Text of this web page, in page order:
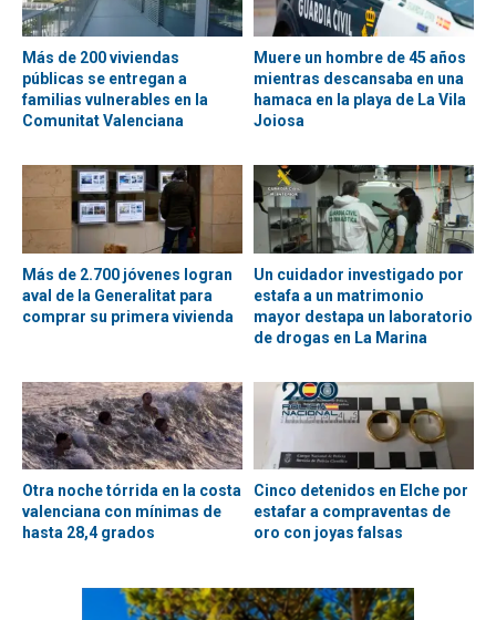
Más de 200 viviendas
públicas se entregan a
familias vulnerables en la
Comunitat Valenciana
Muere un hombre de 45 años
mientras descansaba en una
hamaca en la playa de La Vila
Joiosa
Más de 2.700 jóvenes logran
aval de la Generalitat para
comprar su primera vivienda
Un cuidador investigado por
estafa a un matrimonio
mayor destapa un laboratorio
de drogas en La Marina
Otra noche tórrida en la costa
valenciana con mínimas de
hasta 28,4 grados
Cinco detenidos en Elche por
estafar a compraventas de
oro con joyas falsas